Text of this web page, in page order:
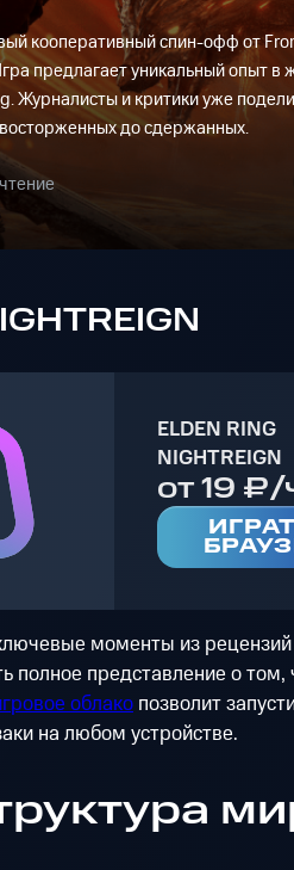
кооперативный спин-офф от
предлагает уникальный опыт
Журналисты и критики уже
до сдержанных.
ELDEN RING
NIGHTREIGN
от 19 ₽/
моменты из
полное представление о том,
облако позволит
на любом устройстве.